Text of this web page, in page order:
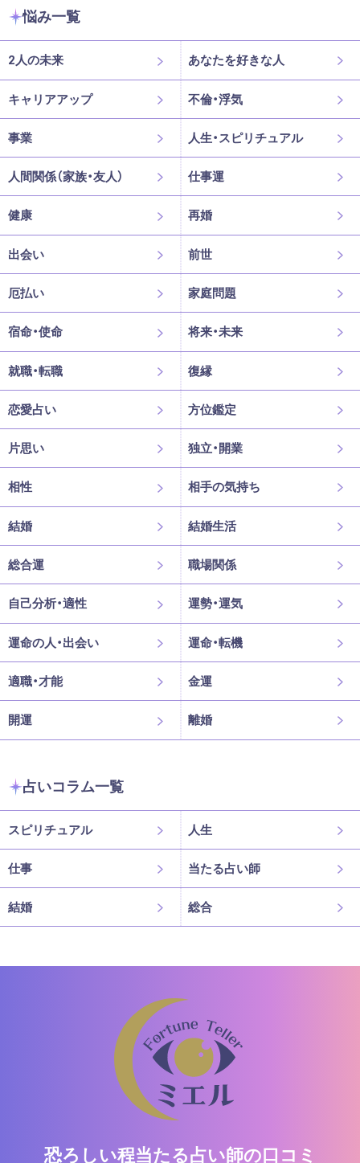
悩み一覧
2人の未来 あなたを好きな人
キャリアアップ 不倫・浮気
事業 人生・スピリチュアル
人間関係（家族・友人） 仕事運
健康 再婚
出会い 前世
厄払い 家庭問題
宿命・使命 将来・未来
就職・転職 復縁
恋愛占い 方位鑑定
片思い 独立・開業
相性 相手の気持ち
結婚 結婚生活
総合運 職場関係
自己分析・適性 運勢・運気
運命の人・出会い 運命・転機
適職・才能 金運
開運 離婚
占いコラム一覧
スピリチュアル 人生
仕事 当たる占い師
結婚 総合
恐ろしい程当たる占い師の口コミ